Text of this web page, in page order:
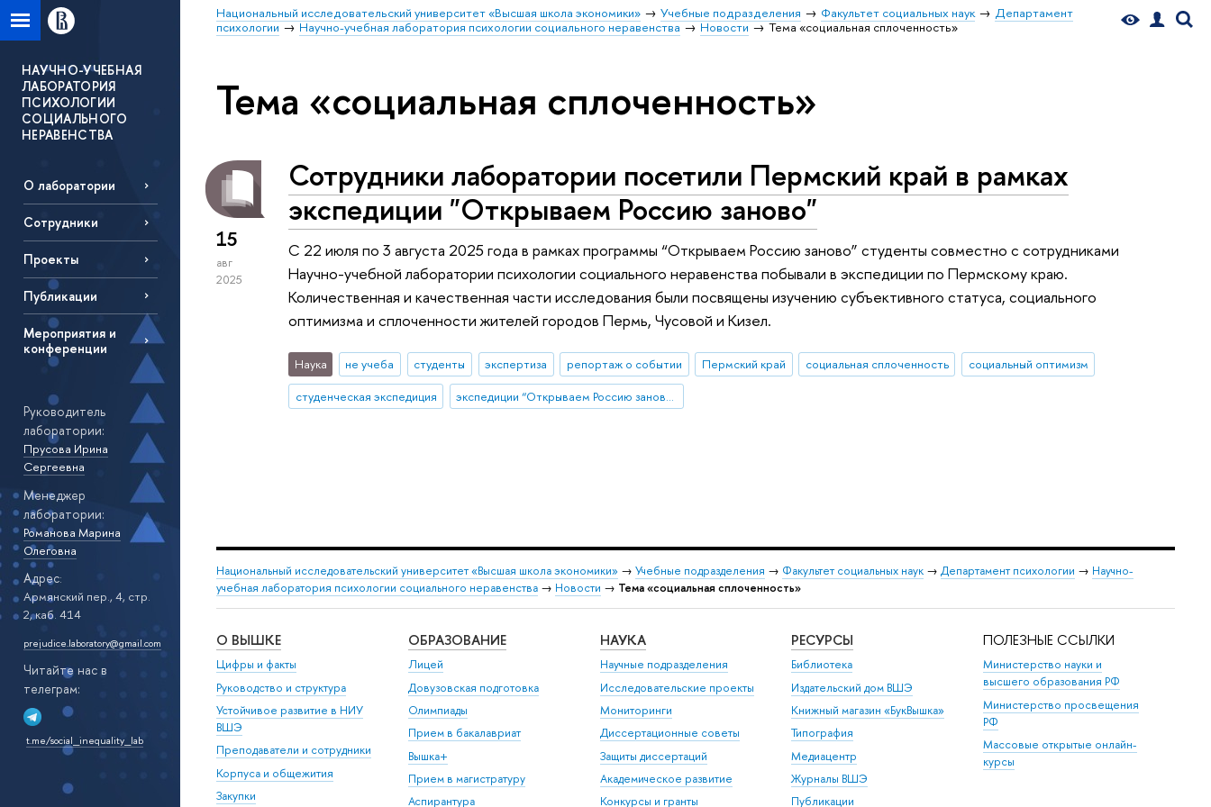
Национальный исследовательский университет «Высшая школа экономики» Учебные подразделения Факультет социальных наук
Департамент
психологии
Научно-учебная лаборатория психологии социального неравенства Новости Тема «социальная сплоченность»
НАУЧНО-УЧЕБНАЯ
ЛАБОРАТОРИЯ
ПСИХОЛОГИИ
СОЦИАЛЬНОГО
НЕРАВЕНСТВА
О лаборатории
Сотрудники
Проекты
Публикации
Мероприятия и
конференции
Руководитель
лаборатории:
Прусова Ирина
Сергеевна
Менеджер
лаборатории:
Романова Марина
Олеговна
Адрес:
Армянский пер., 4, стр.
2, каб. 414
prejudice.laboratory@gmail.com
Читайте нас в
телеграм:
t.me/social_inequality_lab
Тема «социальная сплоченность»
15
авг
2025
Сотрудники лаборатории посетили Пермский край в рамках
экспедиции "Открываем Россию заново"
С 22 июля по 3 августа 2025 года в рамках программы “Открываем Россию заново” студенты совместно с сотрудниками
Научно-учебной лаборатории психологии социального неравенства побывали в экспедиции по Пермскому краю.
Количественная и качественная части исследования были посвящены изучению субъективного статуса, социального
оптимизма и сплоченности жителей городов Пермь, Чусовой и Кизел.
Наука не учеба студенты экспертиза репортаж о событии Пермский край социальная сплоченность
социальный оптимизм
студенческая экспедиция
экспедиции “Открываем Россию заново”
Национальный исследовательский университет «Высшая школа экономики» → Учебные подразделения → Факультет социальных наук → Департамент психологии → Научно-
учебная лаборатория психологии социального неравенства → Новости → Тема «социальная сплоченность»
О ВЫШКЕ
Цифры и факты
Руководство и структура
Устойчивое развитие в НИУ
ВШЭ
Преподаватели и сотрудники
Корпуса и общежития
Закупки
ОБРАЗОВАНИЕ
Лицей
Довузовская подготовка
Олимпиады
Прием в бакалавриат
Вышка+
Прием в магистратуру
Аспирантура
НАУКА
Научные подразделения
Исследовательские проекты
Мониторинги
Диссертационные советы
Защиты диссертаций
Академическое развитие
Конкурсы и гранты
РЕСУРСЫ
Библиотека
Издательский дом ВШЭ
Книжный магазин «БукВышка»
Типография
Медиацентр
Журналы ВШЭ
Публикации
ПОЛЕЗНЫЕ ССЫЛКИ
Министерство науки и
высшего образования РФ
Министерство просвещения
РФ
Массовые открытые онлайн-
курсы